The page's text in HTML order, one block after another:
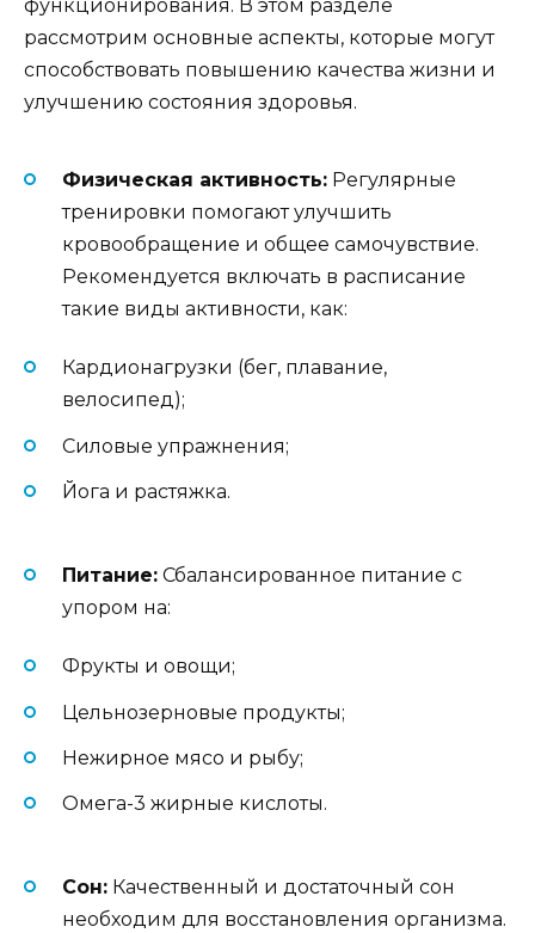
функционирования. В этом разделе
рассмотрим основные аспекты, которые могут
способствовать повышению качества жизни и
улучшению состояния здоровья.
Физическая активность: Регулярные
тренировки помогают улучшить
кровообращение и общее самочувствие.
Рекомендуется включать в расписание
такие виды активности, как:
Кардионагрузки (бег, плавание,
велосипед);
Силовые упражнения;
Йога и растяжка.
Питание: Сбалансированное питание с
упором на:
Фрукты и овощи;
Цельнозерновые продукты;
Нежирное мясо и рыбу;
Омега-3 жирные кислоты.
Сон: Качественный и достаточный сон
необходим для восстановления организма.